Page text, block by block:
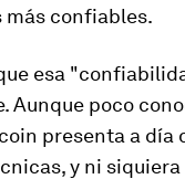
confiables.
esa
Aunque poco
presenta a día
y ni siquiera